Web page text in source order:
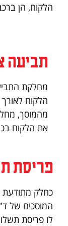
הלקוח, הן
תביעה
מחלקת
הלקוח
מהמוסך,
את הלקוח
פריסת
כחלק
המוסכים של
לו פריסת